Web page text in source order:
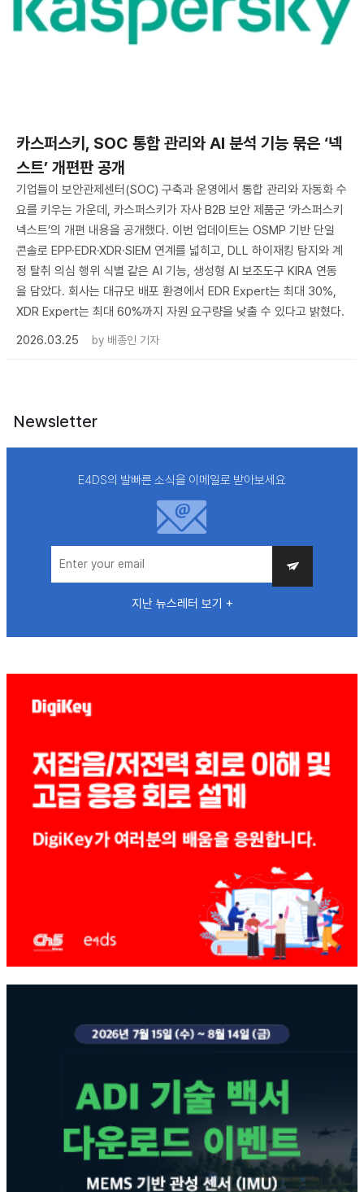
카스퍼스키, SOC 통합 관리와 AI 분석 기능 묶은 ‘넥
스트’ 개편판 공개
기업들이 보안관제센터(SOC) 구축과 운영에서 통합 관리와 자동화 수
요를 키우는 가운데, 카스퍼스키가 자사 B2B 보안 제품군 ‘카스퍼스키
넥스트’의 개편 내용을 공개했다. 이번 업데이트는 OSMP 기반 단일
콘솔로 EPP·EDR·XDR·SIEM 연계를 넓히고, DLL 하이재킹 탐지와 계
정 탈취 의심 행위 식별 같은 AI 기능, 생성형 AI 보조도구 KIRA 연동
을 담았다. 회사는 대규모 배포 환경에서 EDR Expert는 최대 30%,
XDR Expert는 최대 60%까지 자원 요구량을 낮출 수 있다고 밝혔다.
2026.03.25
by 배종인 기자
Newsletter
E4DS의 발빠른 소식을 이메일로 받아보세요
지난 뉴스레터 보기 +